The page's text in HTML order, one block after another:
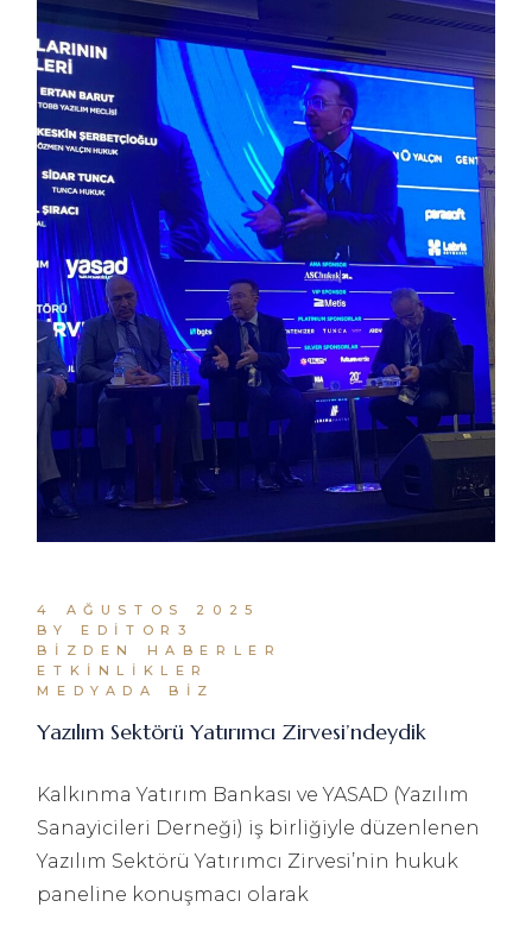
4 AĞUSTOS 2025
BY EDITOR3
BIZDEN HABERLER
ETKINLIKLER
MEDYADA BIZ
Yazılım Sektörü Yatırımcı Zirvesi’ndeydik
Kalkınma Yatırım Bankası ve YASAD (Yazılım
Sanayicileri Derneği) iş birliğiyle düzenlenen
Yazılım Sektörü Yatırımcı Zirvesi’nin hukuk
paneline konuşmacı olarak